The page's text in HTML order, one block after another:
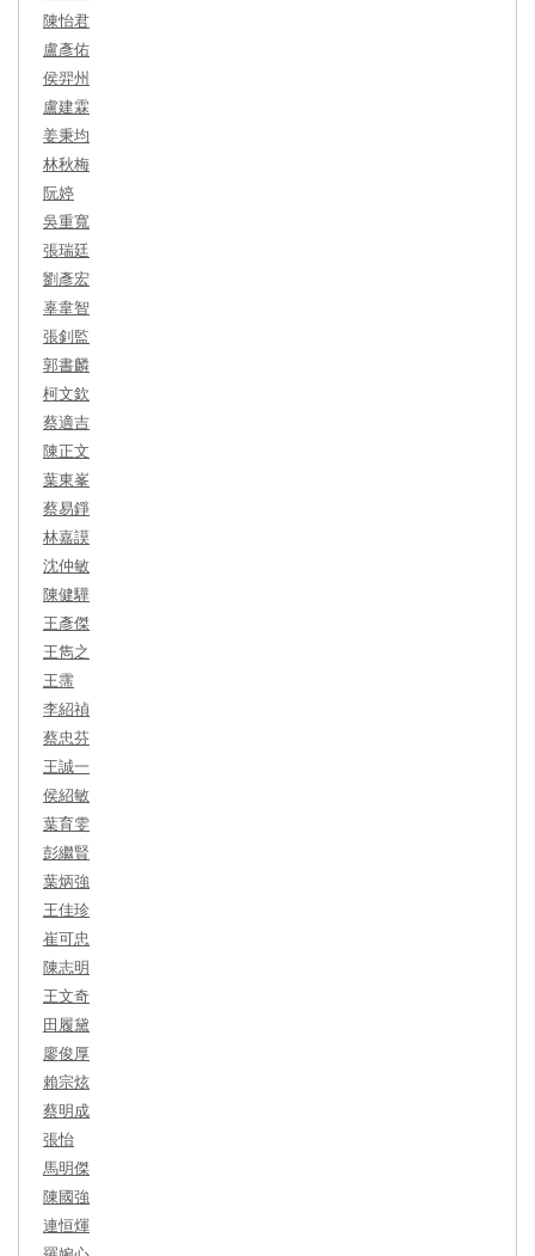
陳怡君
盧彥佑
侯羿州
盧建霖
姜秉均
林秋梅
阮婷
吳重寬
張瑞廷
劉彥宏
辜韋智
張釗監
郭書麟
柯文欽
蔡適吉
陳正文
葉東峯
蔡易錚
林嘉謨
沈仲敏
陳健驊
王彥傑
王雋之
王霈
李紹禎
蔡忠芬
王誠一
侯紹敏
葉育雯
彭繼賢
葉炳強
王佳珍
崔可忠
陳志明
王文奇
田履黛
廖俊厚
賴宗炫
蔡明成
張怡
馬明傑
陳國強
連恒煇